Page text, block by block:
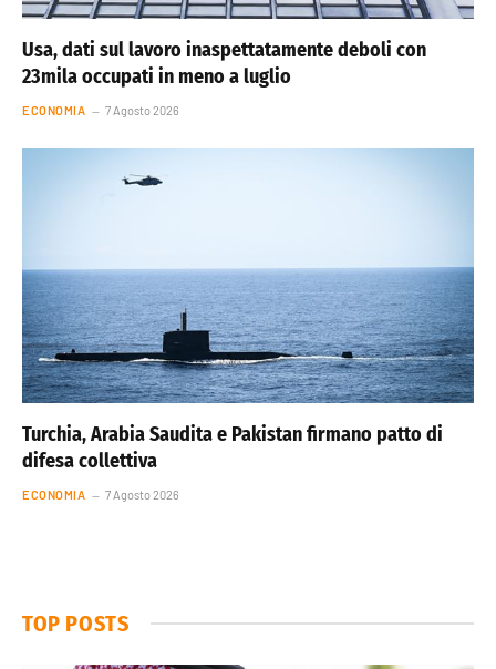
Usa, dati sul lavoro inaspettatamente deboli con
23mila occupati in meno a luglio
ECONOMIA 7 Agosto 2026
Turchia, Arabia Saudita e Pakistan firmano patto di
difesa collettiva
ECONOMIA 7 Agosto 2026
TOP POSTS